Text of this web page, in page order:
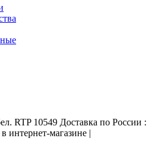
RTP 10549 Доставка по России :
интернет-магазине |